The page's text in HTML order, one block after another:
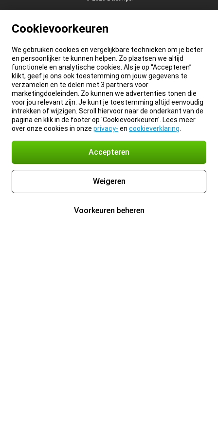
Cookievoorkeuren
We gebruiken cookies en vergelijkbare technieken om je beter
en persoonlijker te kunnen helpen. Zo plaatsen we altijd
functionele en analytische cookies. Als je op “Accepteren”
klikt, geef je ons ook toestemming om jouw gegevens te
verzamelen en te delen met 3 partners voor
marketingdoeleinden. Zo kunnen we advertenties tonen die
voor jou relevant zijn. Je kunt je toestemming altijd eenvoudig
intrekken of wijzigen. Scroll hiervoor naar de onderkant van de
pagina en klik in de footer op 'Cookievoorkeuren'. Lees meer
over onze cookies in onze privacy- en cookieverklaring
Accepteren
Weigeren
Voorkeuren beheren